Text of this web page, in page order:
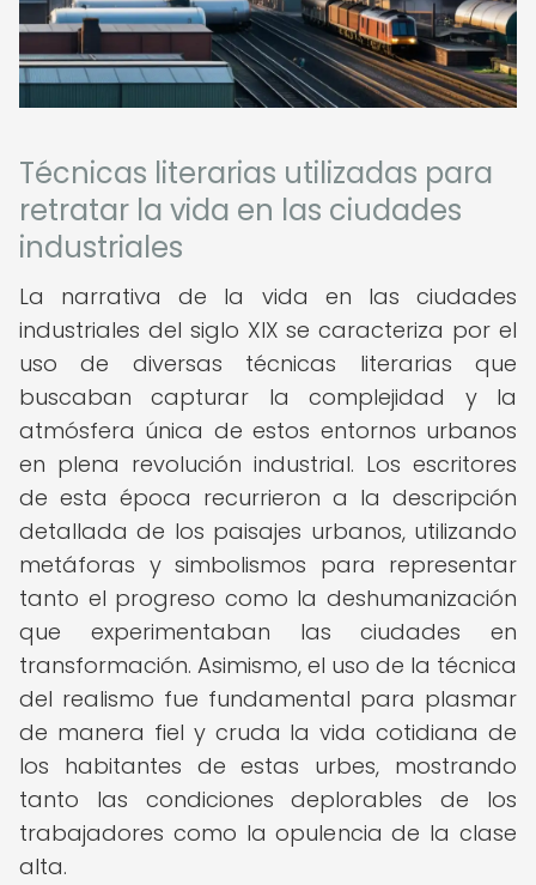
Técnicas literarias utilizadas para
retratar la vida en las ciudades
industriales
La narrativa de la vida en las ciudades
industriales del siglo XIX se caracteriza por el
uso de diversas técnicas literarias que
buscaban capturar la complejidad y la
atmósfera única de estos entornos urbanos
en plena revolución industrial. Los escritores
de esta época recurrieron a la descripción
detallada de los paisajes urbanos, utilizando
metáforas y simbolismos para representar
tanto el progreso como la deshumanización
que experimentaban las ciudades en
transformación. Asimismo, el uso de la técnica
del realismo fue fundamental para plasmar
de manera fiel y cruda la vida cotidiana de
los habitantes de estas urbes, mostrando
tanto las condiciones deplorables de los
trabajadores como la opulencia de la clase
alta.